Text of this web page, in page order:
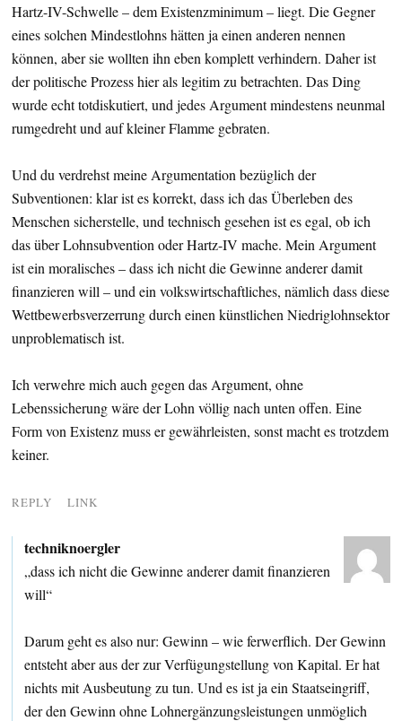
Hartz-IV-Schwelle – dem Existenzminimum – liegt. Die Gegner
eines solchen Mindestlohns hätten ja einen anderen nennen
können, aber sie wollten ihn eben komplett verhindern. Daher ist
der politische Prozess hier als legitim zu betrachten. Das Ding
wurde echt totdiskutiert, und jedes Argument mindestens neunmal
rumgedreht und auf kleiner Flamme gebraten.
Und du verdrehst meine Argumentation bezüglich der
Subventionen: klar ist es korrekt, dass ich das Überleben des
Menschen sicherstelle, und technisch gesehen ist es egal, ob ich
das über Lohnsubvention oder Hartz-IV mache. Mein Argument
ist ein moralisches – dass ich nicht die Gewinne anderer damit
finanzieren will – und ein volkswirtschaftliches, nämlich dass diese
Wettbewerbsverzerrung durch einen künstlichen Niedriglohnsektor
unproblematisch ist.
Ich verwehre mich auch gegen das Argument, ohne
Lebenssicherung wäre der Lohn völlig nach unten offen. Eine
Form von Existenz muss er gewährleisten, sonst macht es trotzdem
keiner.
REPLY LINK
techniknoergler
„dass ich nicht die Gewinne anderer damit finanzieren
will“
Darum geht es also nur: Gewinn – wie ferwerflich. Der Gewinn
entsteht aber aus der zur Verfügungstellung von Kapital. Er hat
nichts mit Ausbeutung zu tun. Und es ist ja ein Staatseingriff,
der den Gewinn ohne Lohnergänzungsleistungen unmöglich